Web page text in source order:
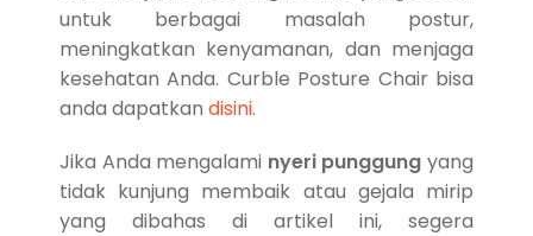
untuk berbagai masalah postur,
meningkatkan kenyamanan, dan menjaga
kesehatan Anda. Curble Posture Chair bisa
anda dapatkan disini.
Jika Anda mengalami nyeri punggung yang
tidak kunjung membaik atau gejala mirip
yang dibahas di artikel ini, segera